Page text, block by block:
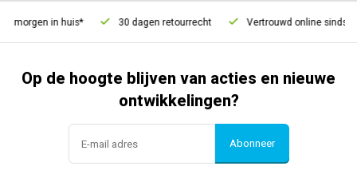
morgen in huis* 30 dagen retourrecht Vertrouwd online sinds
Op de hoogte blijven van acties en nieuwe
ontwikkelingen?
Abonneer